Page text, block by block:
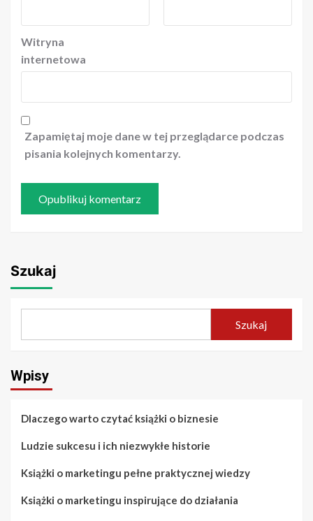
Witryna
internetowa
Zapamiętaj moje dane w tej przeglądarce podczas
pisania kolejnych komentarzy.
Szukaj
Szukaj
Wpisy
Dlaczego warto czytać książki o biznesie
Ludzie sukcesu i ich niezwykłe historie
Książki o marketingu pełne praktycznej wiedzy
Książki o marketingu inspirujące do działania